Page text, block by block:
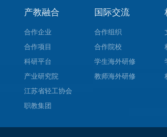
产教融合
合作企业
合作项目
科研平台
产业研究院
江苏省轻工协会
职教集团
国际交流
合作组织
合作院校
学生海外研修
教师海外研修